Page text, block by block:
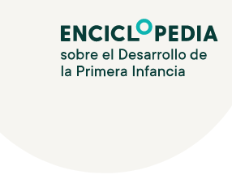
Enciclopedia sobre el